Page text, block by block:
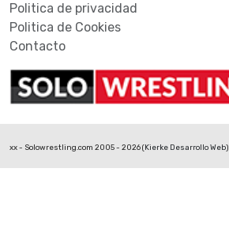
Politica de privacidad
Politica de Cookies
Contacto
xx - Solowrestling.com 2005 - 2026 (Kierke Desarrollo Web)